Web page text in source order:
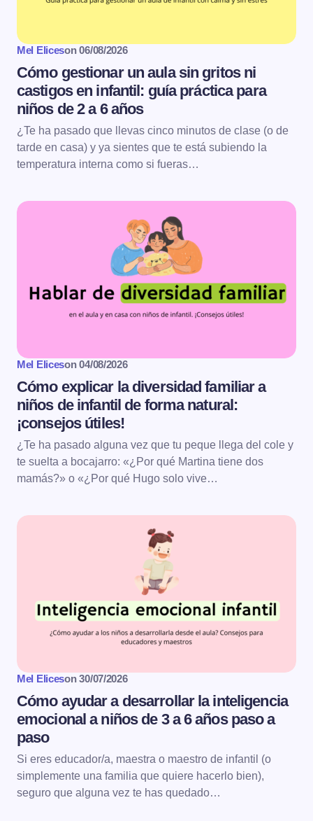
Mel Eliceson 06/08/2026
Cómo gestionar un aula sin gritos ni
castigos en infantil: guía práctica para
niños de 2 a 6 años
¿Te ha pasado que llevas cinco minutos de clase (o de
tarde en casa) y ya sientes que te está subiendo la
temperatura interna como si fueras…
Mel Eliceson 04/08/2026
Cómo explicar la diversidad familiar a
niños de infantil de forma natural:
¡consejos útiles!
¿Te ha pasado alguna vez que tu peque llega del cole y
te suelta a bocajarro: «¿Por qué Martina tiene dos
mamás?» o «¿Por qué Hugo solo vive…
Mel Eliceson 30/07/2026
Cómo ayudar a desarrollar la inteligencia
emocional a niños de 3 a 6 años paso a
paso
Si eres educador/a, maestra o maestro de infantil (o
simplemente una familia que quiere hacerlo bien),
seguro que alguna vez te has quedado…